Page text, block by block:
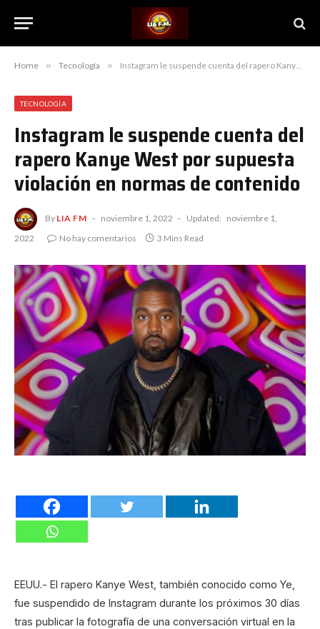
Home » Tecnología » Instagram le suspende cuenta del rapero Kanye West por supuesta violación en normas de contenido
TECNOLOGÍA
Instagram le suspende cuenta del
rapero Kanye West por supuesta
violación en normas de contenido
By LIA FM noviembre 1, 2022 Updated: noviembre 1,
2022
No hay comentarios 3 Mins Read
EEUU.- El rapero Kanye West, también conocido como Ye,
fue suspendido de Instagram durante los próximos 30 días
tras publicar la fotografía de una conversación virtual en la